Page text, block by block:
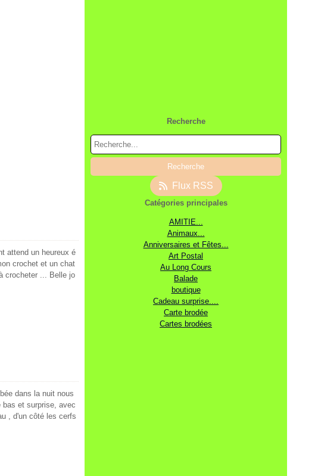
attend un heureux é
crochet et un chat
crocheter ... Belle jo
dans la nuit nous
et surprise, avec
, d'un côté les cerfs
Recherche
Flux RSS
Catégories principales
AMITIE...
Animaux...
Anniversaires et Fêtes...
Art Postal
Au Long Cours
Balade
boutique
Cadeau surprise....
Carte brodée
Cartes brodées